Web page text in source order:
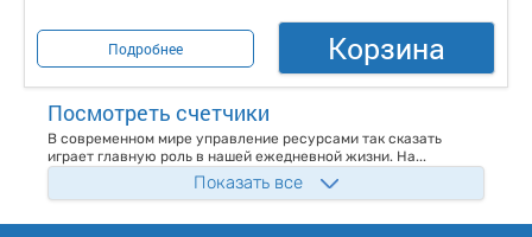
Подробнее Корзина
Посмотреть счетчики
В современном мире управление ресурсами так сказать
играет главную роль в нашей ежедневной жизни. На...
Показать все